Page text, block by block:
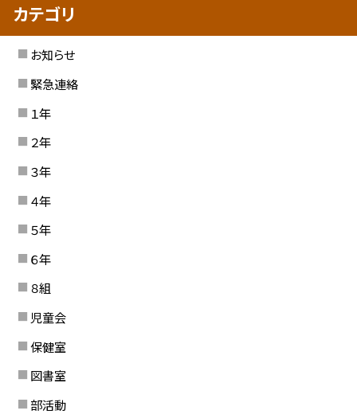
カテゴリ
お知らせ
緊急連絡
１年
２年
３年
４年
５年
６年
８組
児童会
保健室
図書室
部活動